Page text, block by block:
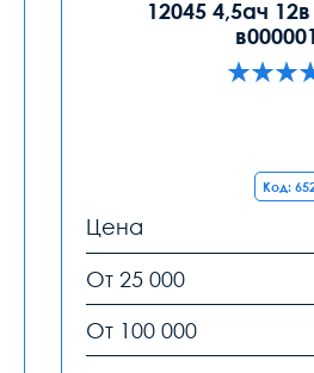
12045 4,5ач
Код:
Цена
От 25 000
От 100 000